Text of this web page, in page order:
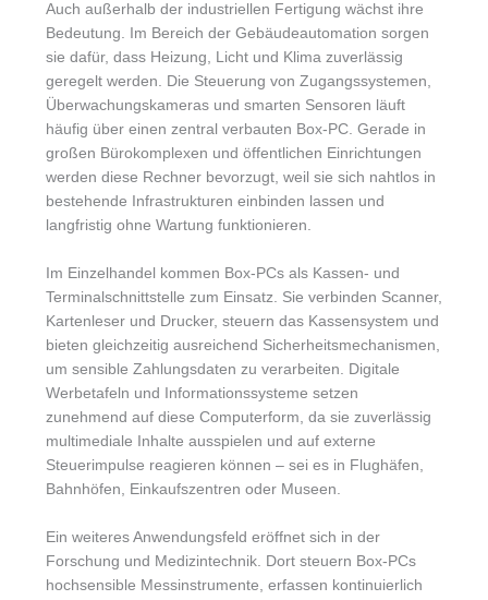
Auch außerhalb der industriellen Fertigung wächst ihre
Bedeutung. Im Bereich der Gebäudeautomation sorgen
sie dafür, dass Heizung, Licht und Klima zuverlässig
geregelt werden. Die Steuerung von Zugangssystemen,
Überwachungskameras und smarten Sensoren läuft
häufig über einen zentral verbauten Box-PC. Gerade in
großen Bürokomplexen und öffentlichen Einrichtungen
werden diese Rechner bevorzugt, weil sie sich nahtlos in
bestehende Infrastrukturen einbinden lassen und
langfristig ohne Wartung funktionieren.
Im Einzelhandel kommen Box-PCs als Kassen- und
Terminalschnittstelle zum Einsatz. Sie verbinden Scanner,
Kartenleser und Drucker, steuern das Kassensystem und
bieten gleichzeitig ausreichend Sicherheitsmechanismen,
um sensible Zahlungsdaten zu verarbeiten. Digitale
Werbetafeln und Informationssysteme setzen
zunehmend auf diese Computerform, da sie zuverlässig
multimediale Inhalte ausspielen und auf externe
Steuerimpulse reagieren können – sei es in Flughäfen,
Bahnhöfen, Einkaufszentren oder Museen.
Ein weiteres Anwendungsfeld eröffnet sich in der
Forschung und Medizintechnik. Dort steuern Box-PCs
hochsensible Messinstrumente, erfassen kontinuierlich